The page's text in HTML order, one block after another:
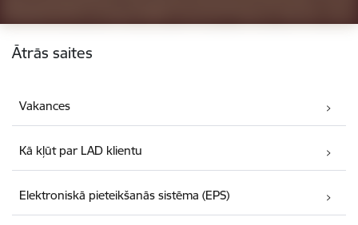
Kājene
Ātrās saites
Vakances
Kā kļūt par LAD klientu
Elektroniskā pieteikšanās sistēma (EPS)